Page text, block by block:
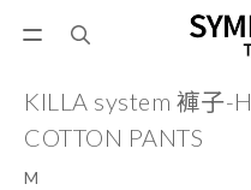
KILLA system 褲子-
COTTON PANTS
M